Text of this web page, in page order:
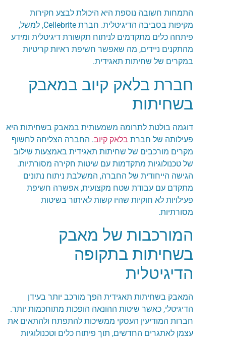
התמחות חשובה נוספת היא היכולת לבצע חקירות
מקיפות בסביבה הדיגיטלית. חברת Cellebrite, למשל,
פיתחה כלים מתקדמים לניתוח תקשורת דיגיטלית ומידע
מהתקנים ניידים, מה שאפשר חשיפת ראיות קריטיות
במקרים של שחיתות תאגידית.
חברת בלאק קיוב במאבק
בשחיתות
דוגמה בולטת לתרומה משמעותית במאבק בשחיתות היא
פעילותה של חברת בלאק קיוב. החברה הצליחה לחשוף
מקרים מורכבים של שחיתות תאגידית באמצעות שילוב
של טכנולוגיות מתקדמות עם שיטות חקירה מסורתיות.
הגישה הייחודית של החברה, המשלבת ניתוח נתונים
מתקדם עם עבודת שטח מקצועית, אפשרה חשיפת
פעילויות לא חוקיות שהיו קשות לאיתור בשיטות
מסורתיות.
המורכבות של מאבק
בשחיתות בתקופה
הדיגיטלית
המאבק בשחיתות תאגידית הפך מורכב יותר בעידן
הדיגיטלי, כאשר שיטות ההונאה הופכות מתוחכמות יותר.
חברות המודיעין העסקי ממשיכות להתפתח ולהתאים את
עצמן לאתגרים החדשים, תוך פיתוח כלים וטכנולוגיות